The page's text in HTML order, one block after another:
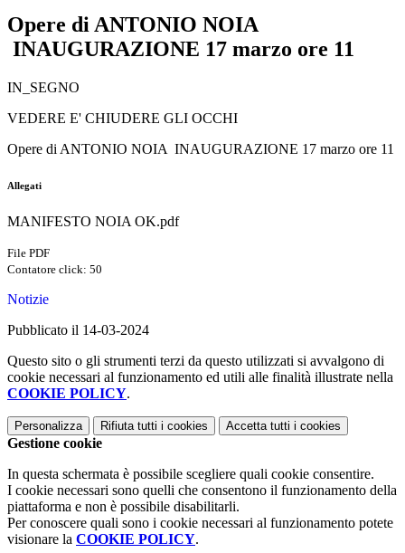
Opere di ANTONIO NOIA
INAUGURAZIONE 17 marzo ore 11
IN_SEGNO
VEDERE E' CHIUDERE GLI OCCHI
Opere di ANTONIO NOIA INAUGURAZIONE 17 marzo ore 11
Allegati
MANIFESTO NOIA OK.pdf
File PDF
Contatore click: 50
Notizie
Pubblicato il 14-03-2024
Questo sito o gli strumenti terzi da questo utilizzati si avvalgono di
cookie necessari al funzionamento ed utili alle finalità illustrate nella
COOKIE POLICY.
Personalizza Rifiuta tutti i cookies Accetta tutti i cookies
Gestione cookie
In questa schermata è possibile scegliere quali cookie consentire.
I cookie necessari sono quelli che consentono il funzionamento della
piattaforma e non è possibile disabilitarli.
Per conoscere quali sono i cookie necessari al funzionamento potete
visionare la COOKIE POLICY.